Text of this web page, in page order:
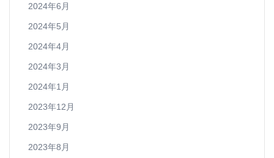
2024年6月
2024年5月
2024年4月
2024年3月
2024年1月
2023年12月
2023年9月
2023年8月